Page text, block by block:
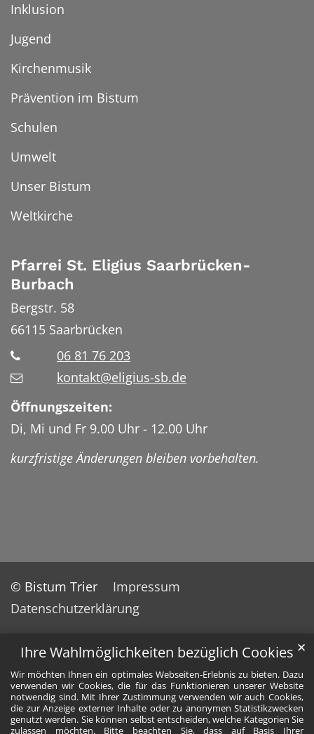
Ihre Wahlmöglichkeiten bezüglich Cookies
Wir möchten Ihnen ein optimales Webseiten-Erlebnis zu bieten. Dazu
verwenden wir Cookies, die für das Funktionieren unserer Website
notwendig sind. Mit Ihrer Zustimmung verwenden wir auch Cookies,
die zur Anzeige externer Inhalte oder zu anonymen Statistikzwecken
genutzt werden. Sie können selbst entscheiden, welche Kategorien Sie
zulassen möchten. Bitte beachten Sie, dass auf Basis Ihrer
✕
Inklusion
Jugend
Kirchenmusik
Prävention im Bistum
Schulen
Umwelt
Unser Bistum
Weltkirche
Pfarrei St. Eligius Saarbrücken-
Burbach
Bergstr. 58
66115 Saarbrücken
06 81 76 203
kontakt@eligius-sb.de
Öffnungszeiten:
Di, Mi und Fr 9.00 Uhr - 12.00 Uhr
kurzfristige Änderungen bleiben vorbehalten.
© Bistum Trier
Impressum
Datenschutzerklärung